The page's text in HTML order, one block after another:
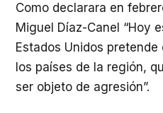
Como declarara en
Miguel Díaz-Canel “Hoy
Estados Unidos
los países de la región,
ser objeto de agresión”.